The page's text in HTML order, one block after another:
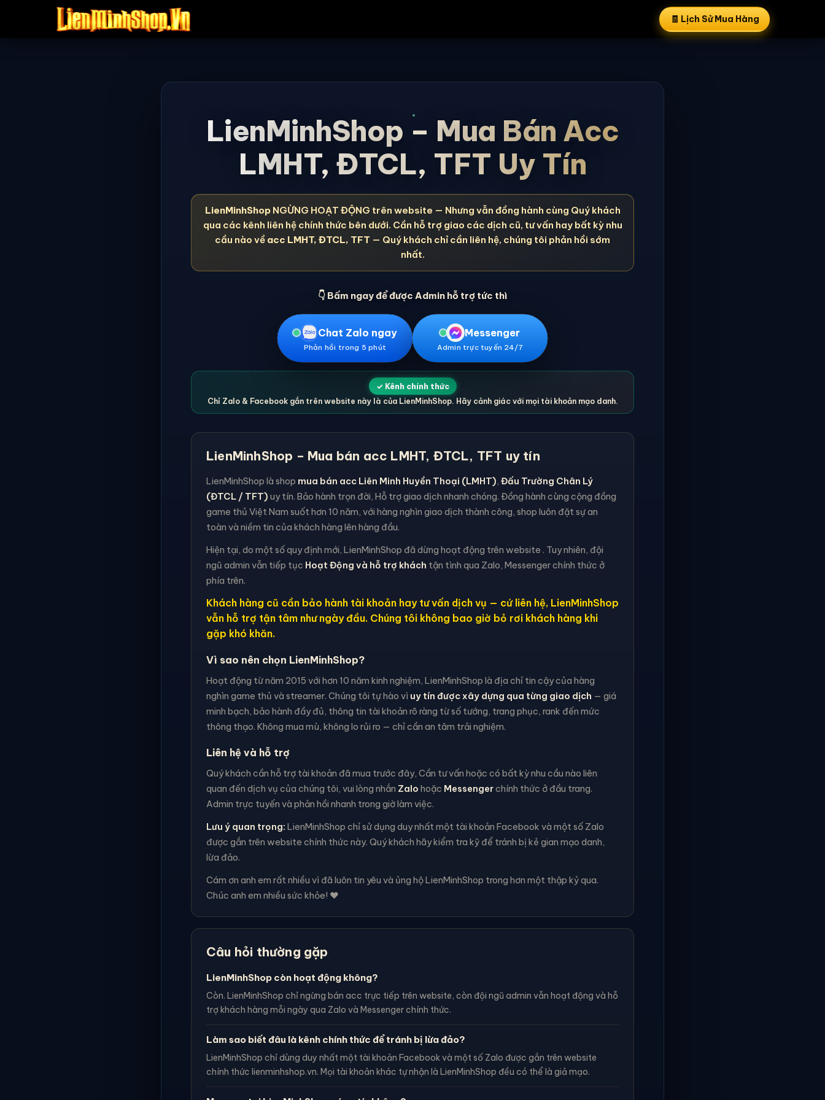
🧾 Lịch Sử Mua Hàng
LienMinhShop – Mua Bán Acc
LMHT, ĐTCL, TFT Uy Tín
LienMinhShopNGỪNG HOẠT ĐỘNG trên website — Nhưng vẫn đồng hành cùng Quý khách
qua các kênh liên hệ chính thức bên dưới. Cần hỗ trợ giao các dịch cũ, tư vấn hay bất kỳ nhu
cầu nào về acc LMHT, ĐTCL, TFT — Quý khách chỉ cần liên hệ, chúng tôi phản hồi sớm
nhất.
👇 Bấm ngay để được Admin hỗ trợ tức thì
Chat Zalo ngay
Phản hồi trong 5 phút
Messenger
Admin trực tuyến 24/7
✓ Kênh chính thức
Chỉ Zalo & Facebook gắn trên website này là của LienMinhShop. Hãy cảnh giác với mọi tài khoản mạo danh.
LienMinhShop – Mua bán acc LMHT, ĐTCL, TFT uy tín
LienMinhShop là shop mua bán acc Liên Minh Huyền Thoại (LMHT), Đấu Trường Chân Lý
(ĐTCL / TFT) uy tín. Bảo hành trọn đời, Hỗ trợ giao dịch nhanh chóng. Đồng hành cùng cộng đồng
game thủ Việt Nam suốt hơn 10 năm, với hàng nghìn giao dịch thành công, shop luôn đặt sự an
toàn và niềm tin của khách hàng lên hàng đầu.
Hiện tại, do một số quy định mới, LienMinhShop đã dừng hoạt động trên website . Tuy nhiên, đội
ngũ admin vẫn tiếp tục Hoạt Động và hỗ trợ khách tận tình qua Zalo, Messenger chính thức ở
phía trên.
Khách hàng cũ cần bảo hành tài khoản hay tư vấn dịch vụ — cứ liên hệ, LienMinhShop
vẫn hỗ trợ tận tâm như ngày đầu. Chúng tôi không bao giờ bỏ rơi khách hàng khi
gặp khó khăn.
Vì sao nên chọn LienMinhShop?
Hoạt động từ năm 2015 với hơn 10 năm kinh nghiệm, LienMinhShop là địa chỉ tin cậy của hàng
nghìn game thủ và streamer. Chúng tôi tự hào vì uy tín được xây dựng qua từng giao dịch — giá
minh bạch, bảo hành đầy đủ, thông tin tài khoản rõ ràng từ số tướng, trang phục, rank đến mức
thông thạo. Không mua mù, không lo rủi ro — chỉ cần an tâm trải nghiệm.
Liên hệ và hỗ trợ
Quý khách cần hỗ trợ tài khoản đã mua trước đây, Cần tư vấn hoặc có bất kỳ nhu cầu nào liên
quan đến dịch vụ của chúng tôi, vui lòng nhắn Zalo hoặc Messengerchính thức ở đầu trang.
Admin trực tuyến và phản hồi nhanh trong giờ làm việc.
Lưu ý quan trọng: LienMinhShop chỉ sử dụng duy nhất một tài khoản Facebook và một số Zalo
được gắn trên website chính thức này. Quý khách hãy kiểm tra kỹ để tránh bị kẻ gian mạo danh,
lừa đảo.
Cám ơn anh em rất nhiều vì đã luôn tin yêu và ủng hộ LienMinhShop trong hơn một thập kỷ qua.
Chúc anh em nhiều sức khỏe! ❤️
Câu hỏi thường gặp
LienMinhShop còn hoạt động không?
Còn. LienMinhShop chỉ ngừng bán acc trực tiếp trên website, còn đội ngũ admin vẫn hoạt động và hỗ
trợ khách hàng mỗi ngày qua Zalo và Messenger chính thức.
Làm sao biết đâu là kênh chính thức để tránh bị lừa đảo?
LienMinhShop chỉ dùng duy nhất một tài khoản Facebook và một số Zalo được gắn trên website
chính thức lienminhshop.vn. Mọi tài khoản khác tự nhận là LienMinhShop đều có thể là giả mạo.